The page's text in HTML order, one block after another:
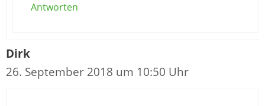
Antworten
Dirk
26. September 2018 um 10:50 Uhr